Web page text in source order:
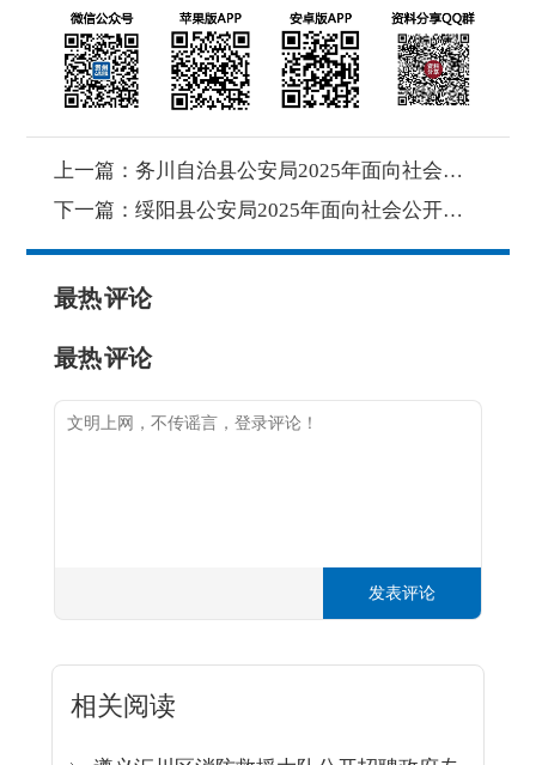
上一篇： 务川自治县公安局2025年面向社会公开招聘警务辅助人员公告
下一篇： 绥阳县公安局2025年面向社会公开招聘警务辅助人员公告
最热评论
最热评论
发表评论
相关阅读